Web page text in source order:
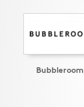
Bubbleroom